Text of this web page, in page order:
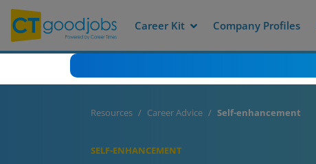
Career Kit Company Profiles
Resources Career Advice Self-enhancement
SELF-ENHANCEMENT